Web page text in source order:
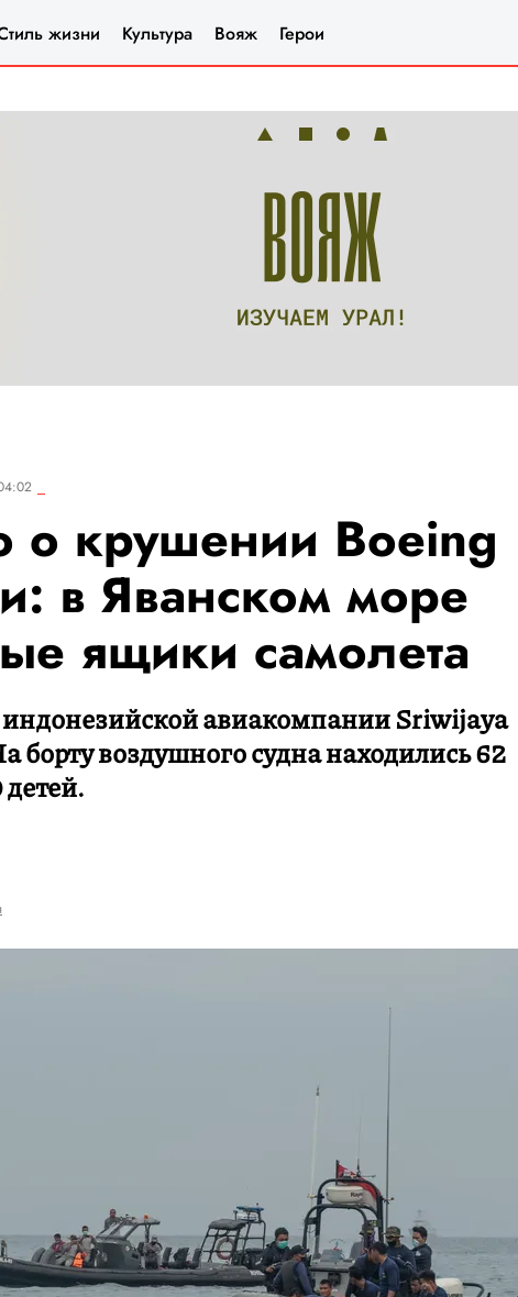
жизни Культура Вояж Герои
о крушении Boeing
в Яванском море
ящики самолета
авиакомпании Sriwijaya
борту воздушного судна находились 62